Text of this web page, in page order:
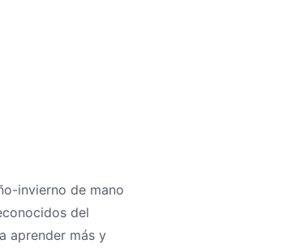
invierno de mano
del
aprender más y